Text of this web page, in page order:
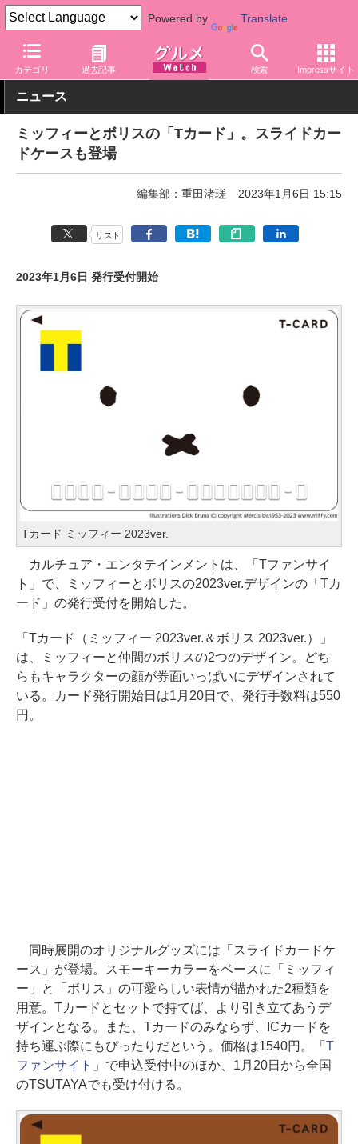
Powered by Translate
カテゴリ 過去記事 検索 Impressサイト
グルメ Watch 関連商品 グッズ
ニュース
ミッフィーとボリスの「Tカード」。スライドカー
ドケースも登場
編集部：重田渚瑳 2023年1月6日 15:15
リスト
2023年1月6日 発行受付開始
Tカード ミッフィー 2023ver.
カルチュア・エンタテインメントは、「Tファンサイ
ト」で、ミッフィーとボリスの2023ver.デザインの「Tカ
ード」の発行受付を開始した。
「Tカード（ミッフィー 2023ver.＆ボリス 2023ver.）」
は、ミッフィーと仲間のボリスの2つのデザイン。どち
らもキャラクターの顔が券面いっぱいにデザインされて
いる。カード発行開始日は1月20日で、発行手数料は550
円。
同時展開のオリジナルグッズには「スライドカードケ
ース」が登場。スモーキーカラーをベースに「ミッフィ
ー」と「ボリス」の可愛らしい表情が描かれた2種類を
用意。Tカードとセットで持てば、より引き立てあうデ
ザインとなる。また、Tカードのみならず、ICカードを
持ち運ぶ際にもぴったりだという。価格は1540円。「 T
ファンサイト 」で申込受付中のほか、1月20日から全国
のTSUTAYAでも受け付ける。